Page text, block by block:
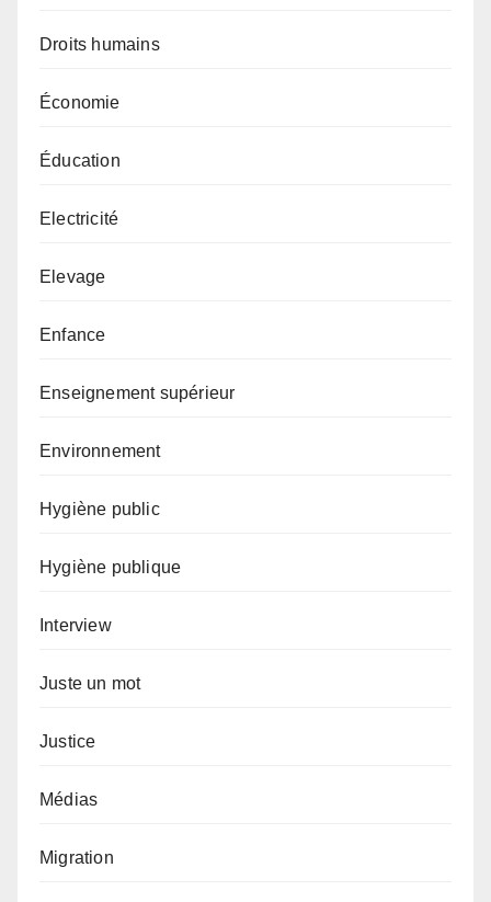
Droits humains
Économie
Éducation
Electricité
Elevage
Enfance
Enseignement supérieur
Environnement
Hygiène public
Hygiène publique
Interview
Juste un mot
Justice
Médias
Migration